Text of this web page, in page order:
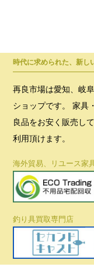
時代に求められた、新し
再良市場は愛知、岐
ショップです。 家具
良品をお安く販売し
利用頂けます。
海外貿易、リユース家
釣り具買取専門店